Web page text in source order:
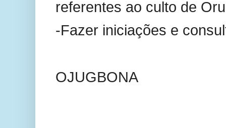
referentes ao culto de
-Fazer iniciações e
OJUGBONA